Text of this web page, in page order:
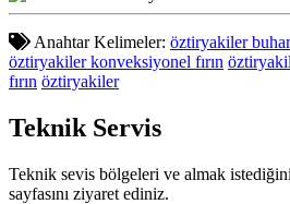
Anahtar Kelimeler: öztiryakiler
öztiryakiler konveksiyonel fırın
fırın öztiryakiler
Teknik Servis
Teknik sevis bölgeleri ve almak
sayfasını ziyaret ediniz.